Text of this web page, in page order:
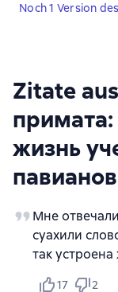
Zitate
жизнь
Мне
суахили
так устроена
17 2
Noch 1 Version